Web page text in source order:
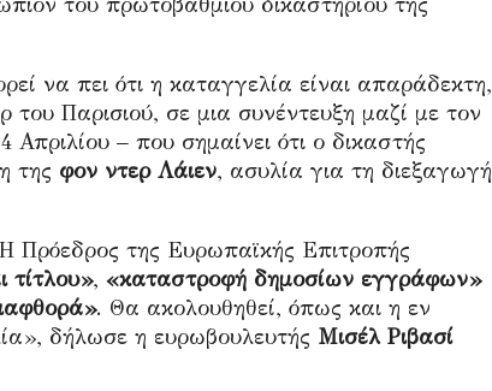
να πει ότι η καταγγελία είναι απαράδεκτη,
του Παρισιού, σε μια συνέντευξη μαζί με τον
Απριλίου – που σημαίνει ότι ο δικαστής
της φον ντερ Λάιεν, ασυλία για τη διεξαγωγή
Πρόεδρος της Ευρωπαϊκής Επιτροπής
τίτλου», «καταστροφή δημοσίων εγγράφων»
. Θα ακολουθηθεί, όπως και η εν
δήλωσε η ευρωβουλευτής Μισέλ Ριβασί